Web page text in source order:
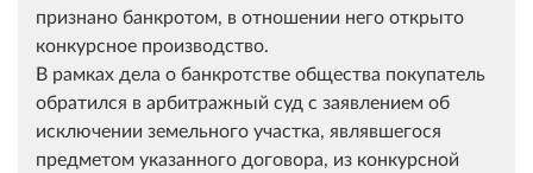
признано банкротом, в отношении него открыто
конкурсное производство.
В рамках дела о банкротстве общества покупатель
обратился в арбитражный суд с заявлением об
исключении земельного участка, являвшегося
предметом указанного договора, из конкурсной